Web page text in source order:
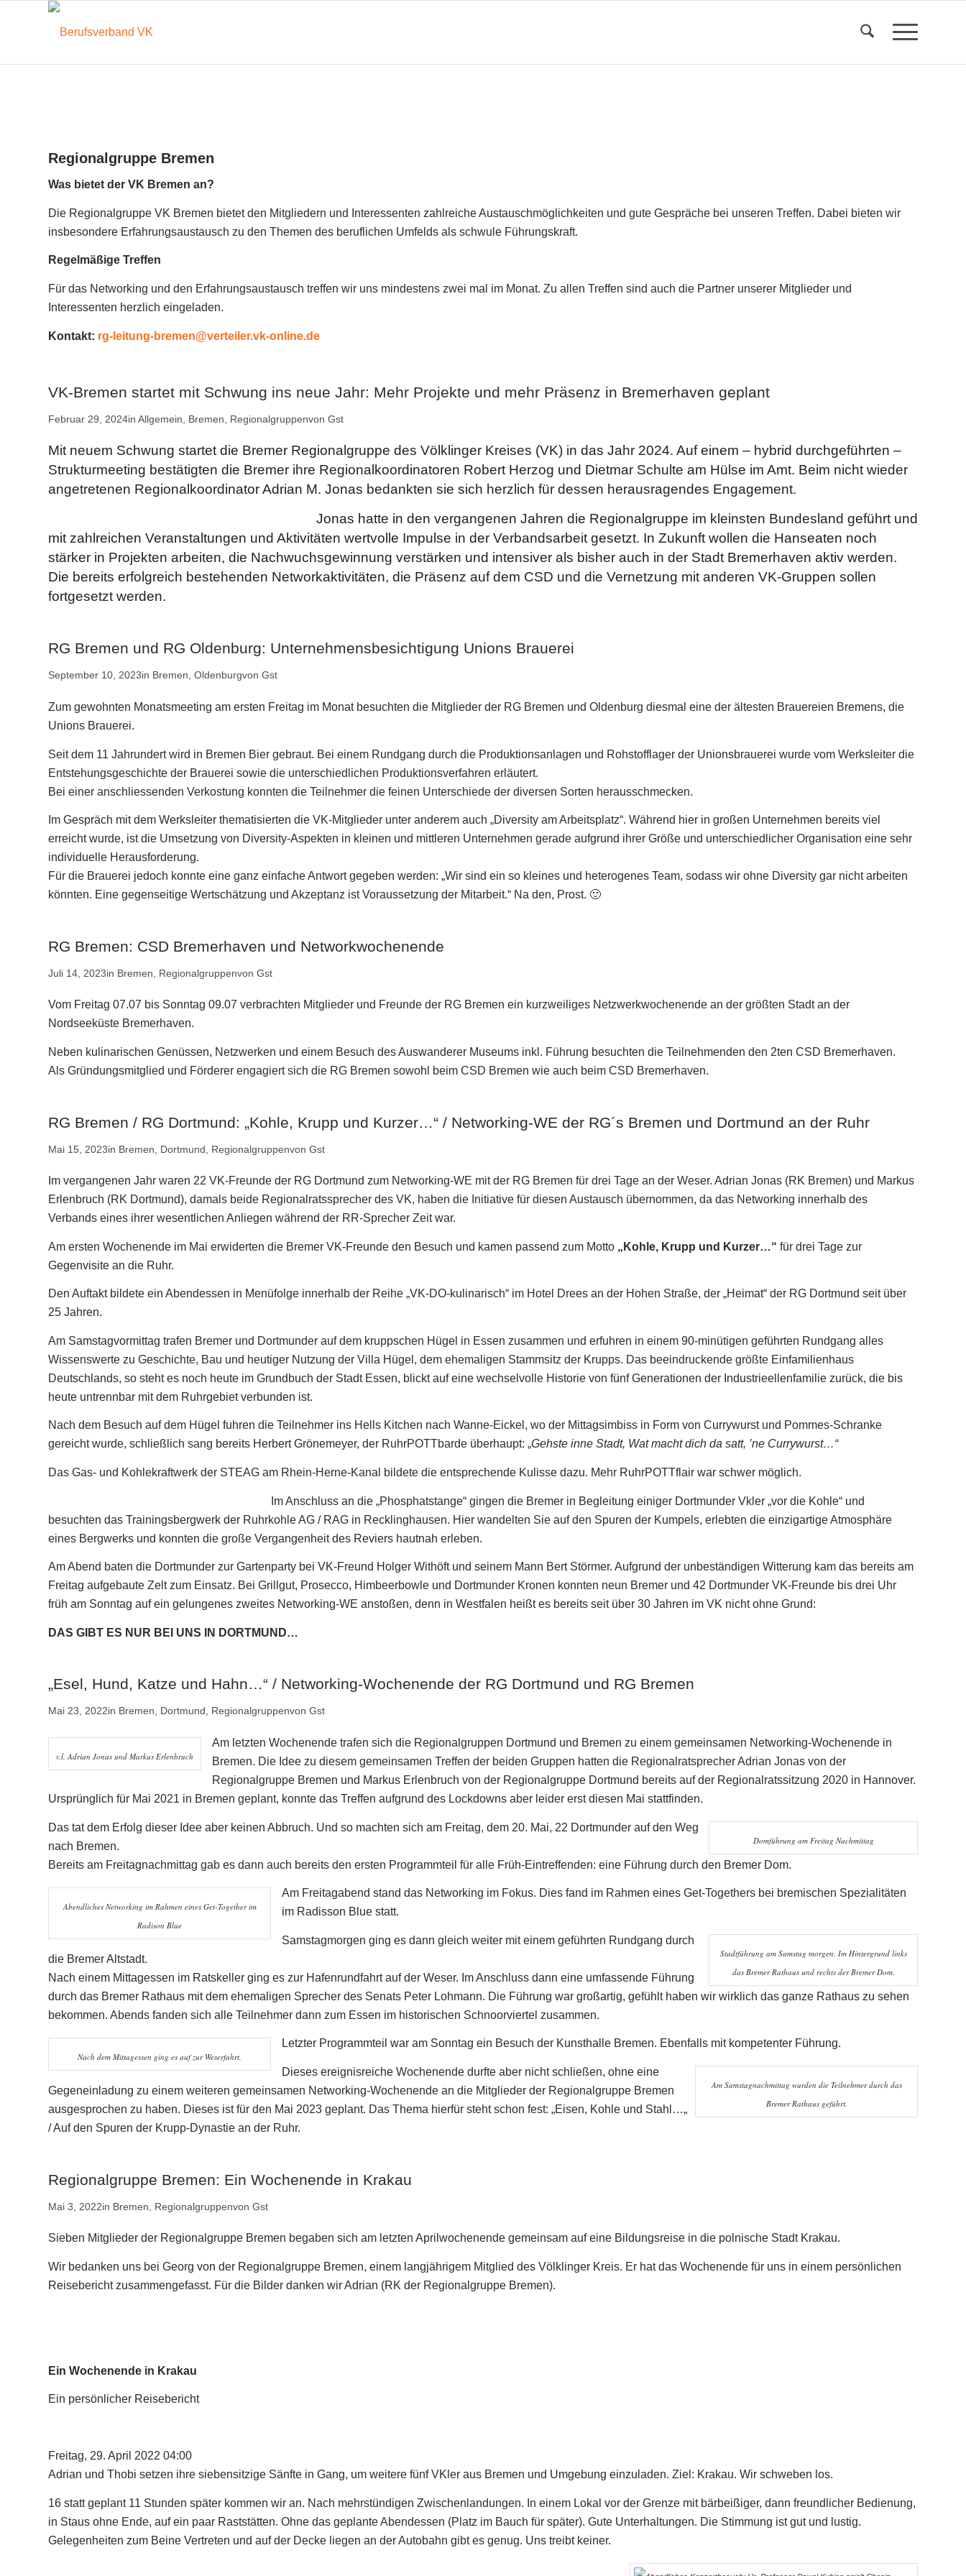
Regionalgruppe Bremen
Was bietet der VK Bremen an?
Die Regionalgruppe VK Bremen bietet den Mitgliedern und Interessenten zahlreiche Austauschmöglichkeiten und gute Gespräche bei unseren Treffen. Dabei bieten wir
insbesondere Erfahrungsaustausch zu den Themen des beruflichen Umfelds als schwule Führungskraft.
Regelmäßige Treffen
Für das Networking und den Erfahrungsaustausch treffen wir uns mindestens zwei mal im Monat. Zu allen Treffen sind auch die Partner unserer Mitglieder und
Interessenten herzlich eingeladen.
Kontakt: rg-leitung-bremen@verteiler.vk-online.de
VK-Bremen startet mit Schwung ins neue Jahr: Mehr Projekte und mehr Präsenz in Bremerhaven geplant
Februar 29, 2024in Allgemein Bremen Regionalgruppenvon Gst
Mit neuem Schwung startet die Bremer Regionalgruppe des Völklinger Kreises (VK) in das Jahr 2024. Auf einem – hybrid durchgeführten –
Strukturmeeting bestätigten die Bremer ihre Regionalkoordinatoren Robert Herzog und Dietmar Schulte am Hülse im Amt. Beim nicht wieder
angetretenen Regionalkoordinator Adrian M. Jonas bedankten sie sich herzlich für dessen herausragendes Engagement.
Jonas hatte in den vergangenen Jahren die Regionalgruppe im kleinsten Bundesland geführt und
mit zahlreichen Veranstaltungen und Aktivitäten wertvolle Impulse in der Verbandsarbeit gesetzt. In Zukunft wollen die Hanseaten noch
stärker in Projekten arbeiten, die Nachwuchsgewinnung verstärken und intensiver als bisher auch in der Stadt Bremerhaven aktiv werden.
Die bereits erfolgreich bestehenden Networkaktivitäten, die Präsenz auf dem CSD und die Vernetzung mit anderen VK-Gruppen sollen
fortgesetzt werden.
RG Bremen und RG Oldenburg: Unternehmensbesichtigung Unions Brauerei
September 10, 2023in Bremen, Oldenburgvon Gst
Zum gewohnten Monatsmeeting am ersten Freitag im Monat besuchten die Mitglieder der RG Bremen und Oldenburg diesmal eine der ältesten Brauereien Bremens, die
Unions Brauerei.
Seit dem 11 Jahrundert wird in Bremen Bier gebraut. Bei einem Rundgang durch die Produktionsanlagen und Rohstofflager der Unionsbrauerei wurde vom Werksleiter die
Entstehungsgeschichte der Brauerei sowie die unterschiedlichen Produktionsverfahren erläutert.
Bei einer anschliessenden Verkostung konnten die Teilnehmer die feinen Unterschiede der diversen Sorten herausschmecken.
Im Gespräch mit dem Werksleiter thematisierten die VK-Mitglieder unter anderem auch „Diversity am Arbeitsplatz“. Während hier in großen Unternehmen bereits viel
erreicht wurde, ist die Umsetzung von Diversity-Aspekten in kleinen und mittleren Unternehmen gerade aufgrund ihrer Größe und unterschiedlicher Organisation eine sehr
individuelle Herausforderung.
Für die Brauerei jedoch konnte eine ganz einfache Antwort gegeben werden: „Wir sind ein so kleines und heterogenes Team, sodass wir ohne Diversity gar nicht arbeiten
könnten. Eine gegenseitige Wertschätzung und Akzeptanz ist Voraussetzung der Mitarbeit.“ Na den, Prost. 🙂
RG Bremen: CSD Bremerhaven und Networkwochenende
Juli 14, 2023in Bremen Regionalgruppenvon Gst
Vom Freitag 07.07 bis Sonntag 09.07 verbrachten Mitglieder und Freunde der RG Bremen ein kurzweiliges Netzwerkwochenende an der größten Stadt an der
Nordseeküste Bremerhaven.
Neben kulinarischen Genüssen, Netzwerken und einem Besuch des Auswanderer Museums inkl. Führung besuchten die Teilnehmenden den 2ten CSD Bremerhaven.
Als Gründungsmitglied und Förderer engagiert sich die RG Bremen sowohl beim CSD Bremen wie auch beim CSD Bremerhaven.
RG Bremen / RG Dortmund: „Kohle, Krupp und Kurzer…“ / Networking-WE der RG´s Bremen und Dortmund an der Ruhr
Mai 15, 2023in Bremen Dortmund Regionalgruppenvon Gst
Im vergangenen Jahr waren 22 VK-Freunde der RG Dortmund zum Networking-WE mit der RG Bremen für drei Tage an der Weser. Adrian Jonas (RK Bremen) und Markus
Erlenbruch (RK Dortmund), damals beide Regionalratssprecher des VK, haben die Initiative für diesen Austausch übernommen, da das Networking innerhalb des
Verbands eines ihrer wesentlichen Anliegen während der RR-Sprecher Zeit war.
Am ersten Wochenende im Mai erwiderten die Bremer VK-Freunde den Besuch und kamen passend zum Motto „Kohle, Krupp und Kurzer…“ für drei Tage zur
Gegenvisite an die Ruhr.
Den Auftakt bildete ein Abendessen in Menüfolge innerhalb der Reihe „VK-DO-kulinarisch“ im Hotel Drees an der Hohen Straße, der „Heimat“ der RG Dortmund seit über
25 Jahren.
Am Samstagvormittag trafen Bremer und Dortmunder auf dem kruppschen Hügel in Essen zusammen und erfuhren in einem 90-minütigen geführten Rundgang alles
Wissenswerte zu Geschichte, Bau und heutiger Nutzung der Villa Hügel, dem ehemaligen Stammsitz der Krupps. Das beeindruckende größte Einfamilienhaus
Deutschlands, so steht es noch heute im Grundbuch der Stadt Essen, blickt auf eine wechselvolle Historie von fünf Generationen der Industrieellenfamilie zurück, die bis
heute untrennbar mit dem Ruhrgebiet verbunden ist.
Nach dem Besuch auf dem Hügel fuhren die Teilnehmer ins Hells Kitchen nach Wanne-Eickel, wo der Mittagsimbiss in Form von Currywurst und Pommes-Schranke
gereicht wurde, schließlich sang bereits Herbert Grönemeyer, der RuhrPOTTbarde überhaupt: „Gehste inne Stadt, Wat macht dich da satt, ’ne Currywurst…“
Das Gas- und Kohlekraftwerk der STEAG am Rhein-Herne-Kanal bildete die entsprechende Kulisse dazu. Mehr RuhrPOTTflair war schwer möglich.
Im Anschluss an die „Phosphatstange“ gingen die Bremer in Begleitung einiger Dortmunder Vkler „vor die Kohle“ und
besuchten das Trainingsbergwerk der Ruhrkohle AG / RAG in Recklinghausen. Hier wandelten Sie auf den Spuren der Kumpels, erlebten die einzigartige Atmosphäre
eines Bergwerks und konnten die große Vergangenheit des Reviers hautnah erleben.
Am Abend baten die Dortmunder zur Gartenparty bei VK-Freund Holger Withöft und seinem Mann Bert Störmer. Aufgrund der unbeständigen Witterung kam das bereits am
Freitag aufgebaute Zelt zum Einsatz. Bei Grillgut, Prosecco, Himbeerbowle und Dortmunder Kronen konnten neun Bremer und 42 Dortmunder VK-Freunde bis drei Uhr
früh am Sonntag auf ein gelungenes zweites Networking-WE anstoßen, denn in Westfalen heißt es bereits seit über 30 Jahren im VK nicht ohne Grund:
DAS GIBT ES NUR BEI UNS IN DORTMUND…
„Esel, Hund, Katze und Hahn…“ / Networking-Wochenende der RG Dortmund und RG Bremen
Mai 23, 2022in Bremen, Dortmund, Regionalgruppenvon Gst
v.l. Adrian Jonas und Markus Erlenbruch
Am letzten Wochenende trafen sich die Regionalgruppen Dortmund und Bremen zu einem gemeinsamen Networking-Wochenende in
Bremen. Die Idee zu diesem gemeinsamen Treffen der beiden Gruppen hatten die RegionalratsprecherAdrian Jonas von der
Regionalgruppe Bremen und Markus Erlenbruch von der Regionalgruppe Dortmund bereits auf der Regionalratssitzung 2020 in Hannover.
Ursprünglich für Mai 2021 in Bremen geplant, konnte das Treffen aufgrund des Lockdowns aber leider erst diesen Mai stattfinden.
Domführung am Freitag Nachmittag
Das tat dem Erfolg dieser Idee aber keinen Abbruch. Und so machten sich am Freitag, dem 20. Mai, 22 Dortmunder auf den Weg
nach Bremen.
Bereits am Freitagnachmittag gab es dann auch bereits den ersten Programmteil für alle Früh-Eintreffenden: eine Führung durch den Bremer Dom.
Abendliches Networking im Rahmen eines Get-Together im
Radison Blue
Am Freitagabend stand das Networking im Fokus. Dies fand im Rahmen eines Get-Togethers bei bremischen Spezialitäten
im Radisson Blue statt.
Stadtführung am Samstag morgen. Im Hintergrund links
das Bremer Rathaus und rechts der Bremer Dom.
Samstagmorgen ging es dann gleich weiter mit einem geführten Rundgang durch
die Bremer Altstadt.
Nach einem Mittagessen im Ratskeller ging es zur Hafenrundfahrt auf der Weser. Im Anschluss dann eine umfassende Führung
durch das Bremer Rathaus mit dem ehemaligen Sprecher des Senats Peter Lohmann. Die Führung war großartig, gefühlt haben wir wirklich das ganze Rathaus zu sehen
bekommen. Abends fanden sich alle Teilnehmer dann zum Essen im historischen Schnoorviertel zusammen.
Nach dem Mittagessen ging es auf zur Weserfahrt.
Letzter Programmteil war am Sonntag ein Besuch der Kunsthalle Bremen. Ebenfalls mit kompetenter Führung.
Am Samstagnachmittag wurden die Teilnehmer durch das
Bremer Rathaus geführt.
Dieses ereignisreiche Wochenende durfte aber nicht schließen, ohne eine
Gegeneinladung zu einem weiteren gemeinsamen Networking-Wochenende an die Mitglieder der Regionalgruppe Bremen
ausgesprochen zu haben. Dieses ist für den Mai 2023 geplant. Das Thema hierfür steht schon fest: „Eisen, Kohle und Stahl …„
/ Auf den Spuren der Krupp-Dynastie an der Ruhr.
Regionalgruppe Bremen: Ein Wochenende in Krakau
Mai 3, 2022in Bremen Regionalgruppenvon Gst
Sieben Mitglieder der Regionalgruppe Bremen begaben sich am letzten Aprilwochenende gemeinsam auf eine Bildungsreise in die polnische Stadt Krakau.
Wir bedanken uns bei Georg von der Regionalgruppe Bremen, einem langjährigem Mitglied des Völklinger Kreis. Er hat das Wochenende für uns in einem persönlichen
Reisebericht zusammengefasst. Für die Bilder danken wir Adrian (RK der Regionalgruppe Bremen).
Ein Wochenende in Krakau
Ein persönlicher Reisebericht
Freitag, 29. April 2022 04:00
Adrian und Thobi setzen ihre siebensitzige Sänfte in Gang, um weitere fünf VKler aus Bremen und Umgebung einzuladen. Ziel: Krakau. Wir schweben los.
16 statt geplant 11 Stunden später kommen wir an. Nach mehrstündigen Zwischenlandungen. In einem Lokal vor der Grenze mit bärbeißiger, dann freundlicher Bedienung,
in Staus ohne Ende, auf ein paar Raststätten. Ohne das geplante Abendessen (Platz im Bauch für später). Gute Unterhaltungen. Die Stimmung ist gut und lustig.
Gelegenheiten zum Beine Vertreten und auf der Decke liegen an der Autobahn gibt es genug. Uns treibt keiner.